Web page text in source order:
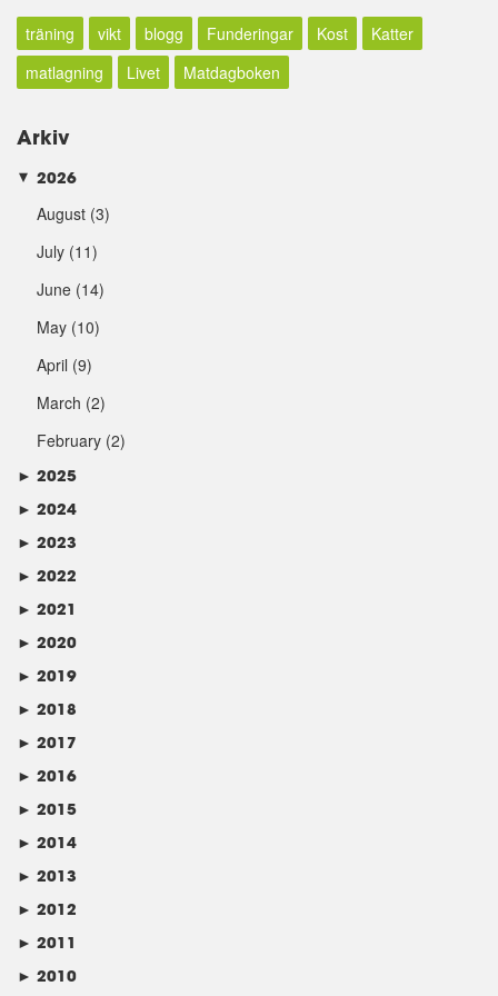
träning vikt blogg Funderingar Kost
Katter
matlagning
Livet Matdagboken
Arkiv
► 2026
August (3)
July (11)
June (14)
May (10)
April (9)
March (2)
February (2)
► 2025
► 2024
► 2023
► 2022
► 2021
► 2020
► 2019
► 2018
► 2017
► 2016
► 2015
► 2014
► 2013
► 2012
► 2011
► 2010